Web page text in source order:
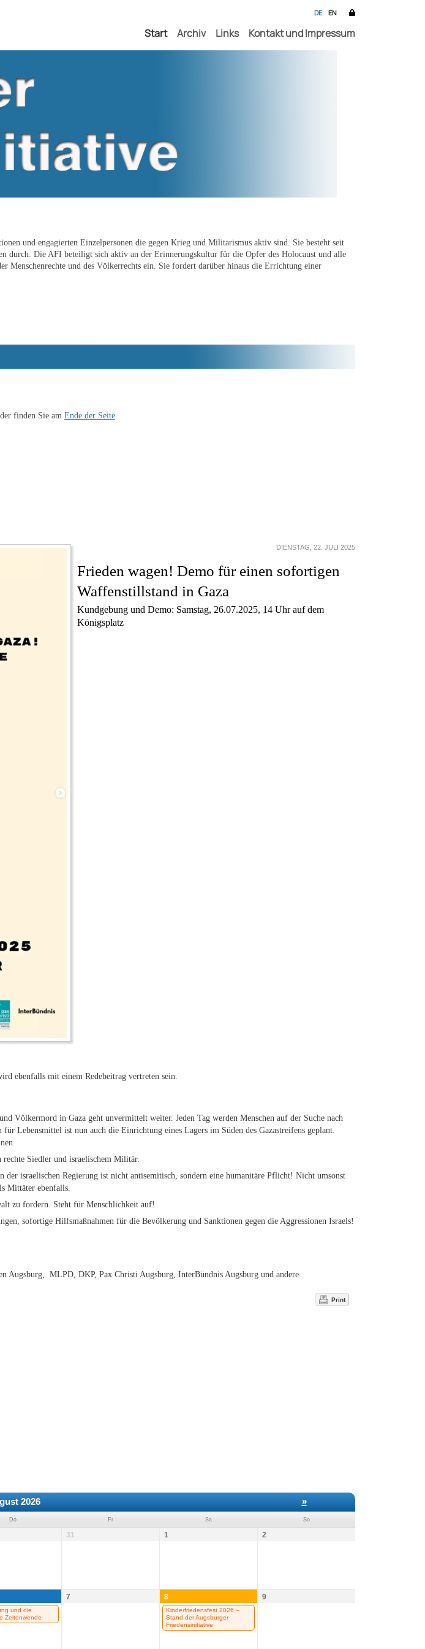
Start
Archiv Links Kontakt und Impressum
DE EN
und engagierten Einzelpersonen die gegen Krieg und Militarismus aktiv sind. Sie besteht seit
durch. Die AFI beteiligt sich aktiv an der Erinnerungskultur für die Opfer des Holocaust und alle
und des Völkerrechts ein. Sie fordert darüber hinaus die Errichtung einer
finden Sie am Ende der Seite
DIENSTAG, 22. JULI 2025
Frieden wagen! Demo für einen sofortigen
Waffenstillstand in Gaza
Kundgebung und Demo: Samstag, 26.07.2025, 14 Uhr auf dem
Königsplatz
ebenfalls mit einem Redebeitrag vertreten sein.
Völkermord in Gaza geht unvermittelt weiter. Jeden Tag werden Menschen auf der Suche nach
Lebensmittel ist nun auch die Einrichtung eines Lagers im Süden des Gazastreifens geplant.
Siedler und israelischem Militär.
israelischen Regierung ist nicht antisemitisch, sondern eine humanitäre Pflicht! Nicht umsonst
Mittäter ebenfalls.
zu fordern. Steht für Menschlichkeit auf!
sofortige Hilfsmaßnahmen für die Bevölkerung und Sanktionen gegen die Aggressionen Israels!
MLPD, DKP, Pax Christi Augsburg, InterBündnis Augsburg und andere.
Print
2026 »
Do Fr Sa So
31 1 2
und die
Zeitenwende
7 8
Kinderfriedensfest 2026 –
Stand der Augsburger
Friedensinitiative
9